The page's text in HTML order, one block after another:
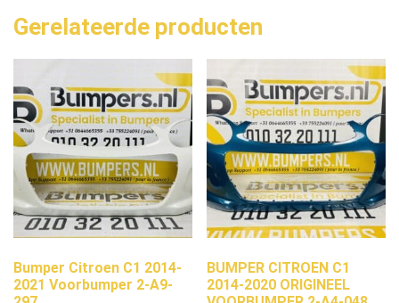
Gerelateerde producten
Bumper Citroen C1 2014-
2021 Voorbumper 2-A9-
BUMPER CITROEN C1
2014-2020 ORIGINEEL